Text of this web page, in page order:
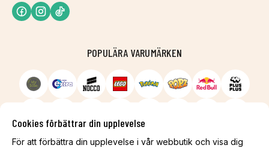
Cookies förbättrar din upplevelse
För att förbättra din upplevelse i vår webbutik och visa dig
POPULÄRA VARUMÄRKEN